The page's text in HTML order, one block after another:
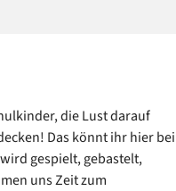
die Lust darauf
Das könnt ihr hier bei
gespielt, gebastelt,
uns Zeit zum